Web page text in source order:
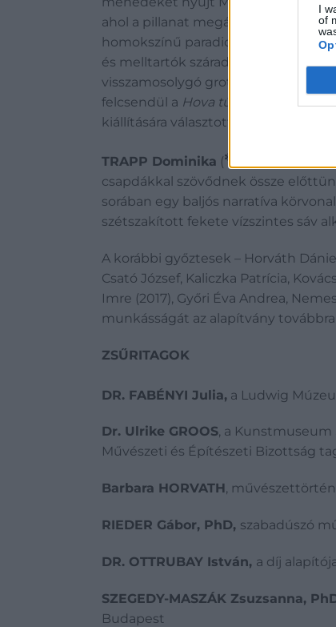
I
of
ahol a pillanat megállni látszik, a
homokszínű paradicsomdombjain
és melltartók száradnak. Az
visszamosolygó groteszk gombák
felcsendül a Hova tűnt a sok virág
kiállítására választotta be őket,
TRAPP Dominika (✻
csapdákkal szövődnek össze
sorában egy baljós narratíva
szétszakított fekete vízszintes sáv
A korábbi győztesek – Horváth
Csató József, Kaliczka Patrícia,
Imre (2017), Győri Éva Andrea,
munkásságát az alapítvány
ZSŰRITAGOK
DR. FABÉNYI Julia, a Ludwig
Dr. Ulrike GROOS, a Kunstmuseum
Művészeti és Építészeti Bizottság
Barbara HORVATH,
RIEDER Gábor, PhD, szabadúszó
DR. OTTRUBAY István, a díj
SZEGEDY-MASZÁK Zsuzsanna,
Budapest